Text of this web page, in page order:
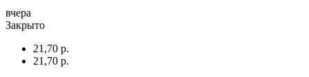
вчера
Закрыто
21,70 р.
21,70 р.